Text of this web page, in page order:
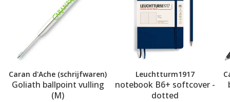
Caran d'Ache (schrijfwaren)
Goliath ballpoint vulling
(M)
Leuchtturm1917
notebook B6+ softcover -
dotted